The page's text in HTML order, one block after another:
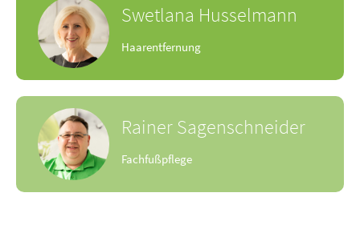
Swetlana Husselmann
Haarentfernung
RainerSagenschneider
Fachfußpflege